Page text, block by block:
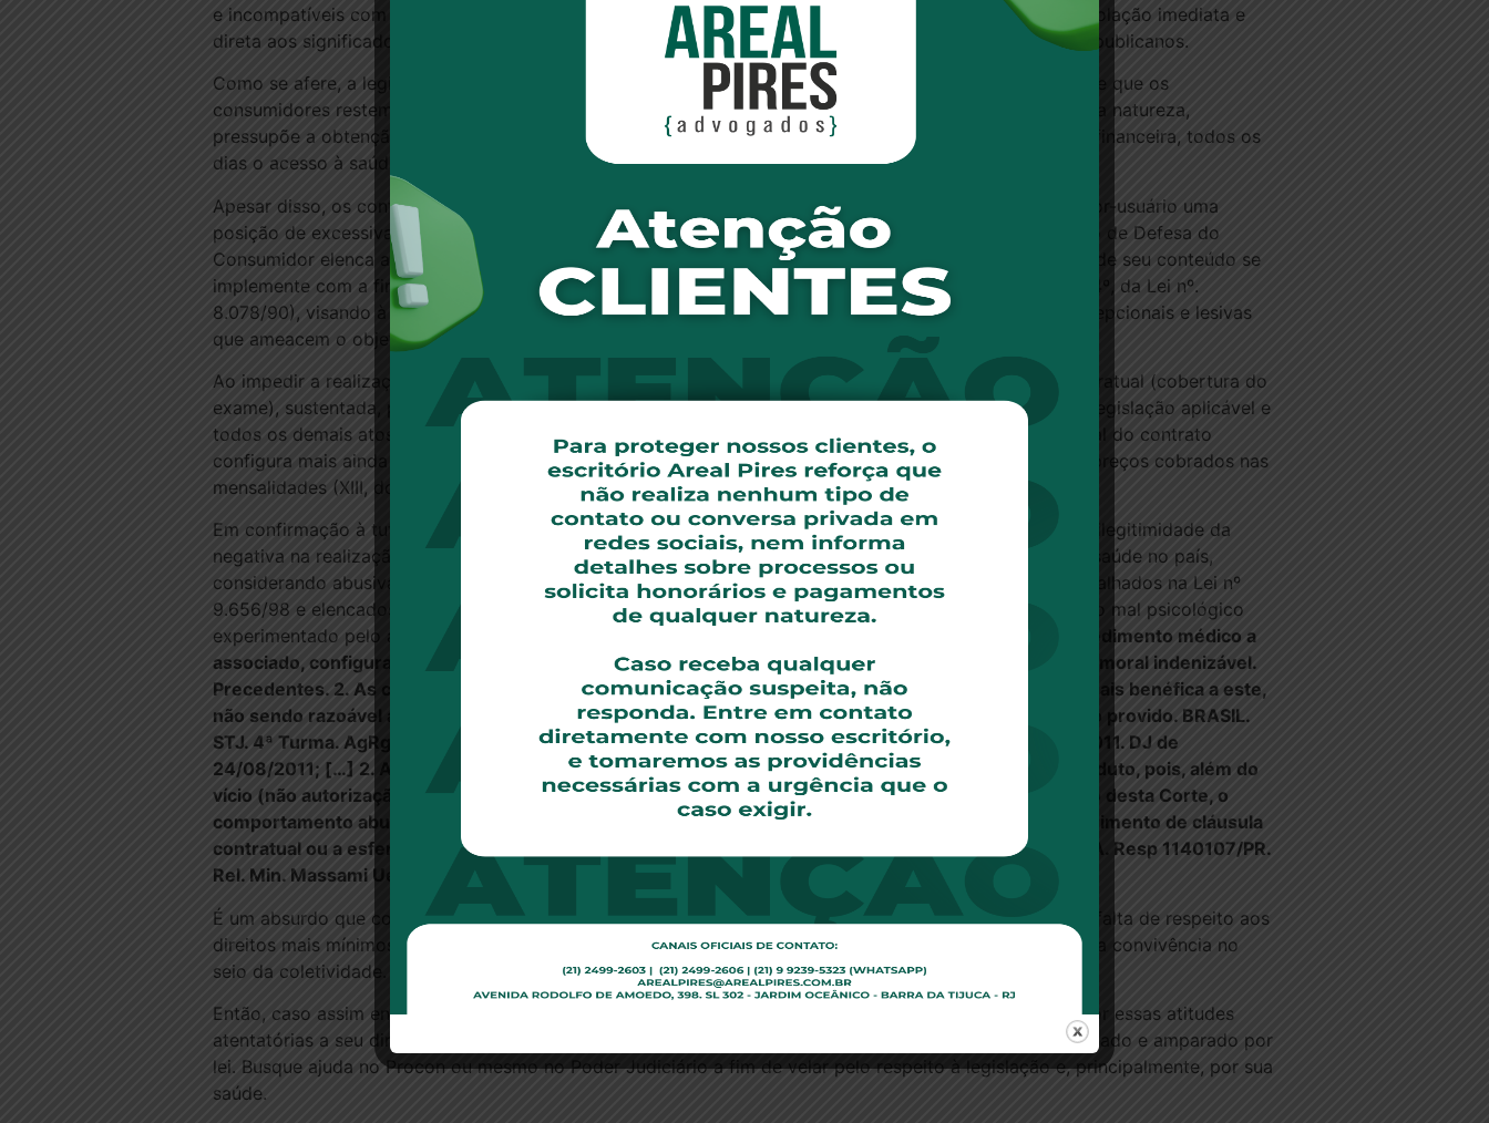
e incompatíveis com a boa-fé e equidade (inciso IV, do art. 42, do CDC), outro resultado não há que a violação imediata e
direta aos significados maiores da cidadania, derrogando os fundamentos que sustentam os alicerces republicanos.
Como se afere, a legislação revela segurança no fornecimento dos serviços desta natureza, o que impede que os
consumidores restem a reboque do desrespeito e da excessiva burocratização de atividades que, por sua natureza,
pressupõe a obtenção de lucros, e que dificultam, com uma pretensão preponderantemente econômico-financeira, todos os
dias o acesso à saúde.
Apesar disso, os contratos dos planos de saúde, por serem contratos de adesão, submetem o consumidor-usuário uma
posição de excessiva desvantagem em relação a essas espécies de fornecedores. Diante disto, o Código de Defesa do
Consumidor elenca as hipóteses de abusividade em contratos consumeristas e impõe que interpretação de seu conteúdo se
implemente com a finalidade de guarnecer os direitos e interesses dos hipossuficientes (inciso I, do art. 4º, da Lei nº.
8.078/90), visando à prevalência da equivalência material a fim de prevalecer proibição a condições excepcionais e lesivas
que ameacem o objeto e/ou o equilíbrio contratual.
Ao impedir a realização de procedimento indispensável, com suporte em alegação de não-previsão contratual (cobertura do
exame), sustentada, por ocasiões corriqueiras, pelas operadoras de plano de saúde, fere-se de morte a legislação aplicável e
todos os demais atos normativos que disciplinam esse tipo de serviços. A hipótese de alteração unilateral do contrato
configura mais ainda o abuso de direito da atividade econômica das operadoras, sobretudo pelos altos preços cobrados nas
mensalidades (XIII, do art. 51, do CDC).
Em confirmação à tutela ao direito inalienável à saúde, a jurisprudência pátria vem se posicionando pela ilegitimidade da
negativa na realização dos procedimentos médico-ambulatoriais por parte das operadoras de plano de saúde no país,
considerando abusiva a conduta que atenta ao direito do consumidor quanto aos serviços médicos agasalhados na Lei nº
9.656/98 e elencados na Resolução Normativa ANS nº. 262/2011, além de gerar o dever de indenizar pelo mal psicológico
experimentado pelo acometido (
[…]1. A recusa injustificada de Plano de Saúde para cobertura de procedimento médico a
associado, configura abuso de direito e descumprimento de norma contratual, capazes de gerar dano moral indenizável.
Precedentes. 2. As cláusulas restritivas ao direito do consumidor devem ser interpretadas da forma mais benéfica a este,
não sendo razoável a seguradora se recusar a prestar a cobertura solicitada. 3. Agravo regimental não provido. BRASIL.
STJ. 4ª Turma. AgRg no Resp 1253696/SP. Min. Rel. Luis Felipe Salomão. Data do Julgamento 18/08/2011. DJ de
24/08/2011; […] 2. A não autorização para a realização do exame laboratorial caracteriza o fato do produto, pois, além do
vício (não autorização para a realização do exame laboratorial), nos termos do entendimento uníssono desta Corte, o
comportamento abusivo por parte da operadora de Plano de Saúde, extrapolando o simples descumprimento de cláusula
contratual ou a esfera do mero aborrecimento, é ensejador do dano moral.[…]. BRASIL. STJ. 3ª TURMA. Resp 1140107/PR.
Rel. Min. Massami Ueyda. Data do Julgamento. 22/03/2011. DJ de 04/04/2011).
É um absurdo que comportamentos assim ainda ocorram ao lume dos atuais cânones constitucionais. A falta de respeito aos
direitos mais mínimos dos cidadãos é, infelizmente, uma regra, o que torna, de fato, ilógico e incoerente a convivência no
seio da coletividade.
Então, caso assim enfrente o leitor a negativa da cobertura pelas operadoras, não se deixe conformar por essas atitudes
atentatórias a seu direito subjetivo quanto ao fornecimento de um serviço de saúde devidamente contratado e amparado por
lei. Busque ajuda no Procon ou mesmo no Poder Judiciário a fim de velar pelo respeito à legislação e, principalmente, por sua
saúde.